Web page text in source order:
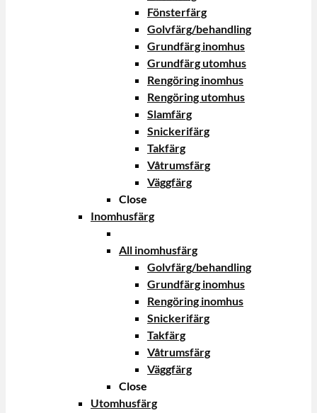
Fönsterfärg
Golvfärg/behandling
Grundfärg inomhus
Grundfärg utomhus
Rengöring inomhus
Rengöring utomhus
Slamfärg
Snickerifärg
Takfärg
Våtrumsfärg
Väggfärg
Close
Inomhusfärg
All inomhusfärg
Golvfärg/behandling
Grundfärg inomhus
Rengöring inomhus
Snickerifärg
Takfärg
Våtrumsfärg
Väggfärg
Close
Utomhusfärg